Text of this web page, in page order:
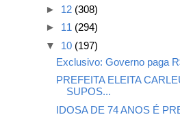
► 12 (308)
► 11 (294)
▼ 10 (197)
Exclusivo: Governo paga
PREFEITA ELEITA
SUPOS...
IDOSA DE 74 ANOS É